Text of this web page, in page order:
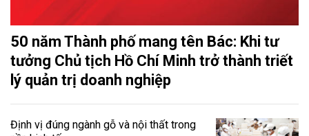
50 năm Thành phố mang tên Bác: Khi tư
tưởng Chủ tịch Hồ Chí Minh trở thành triết
lý quản trị doanh nghiệp
Định vị đúng ngành gỗ và nội thất trong